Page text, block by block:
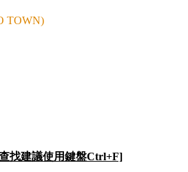
TOWN)
找建議使用鍵盤Ctrl+F]